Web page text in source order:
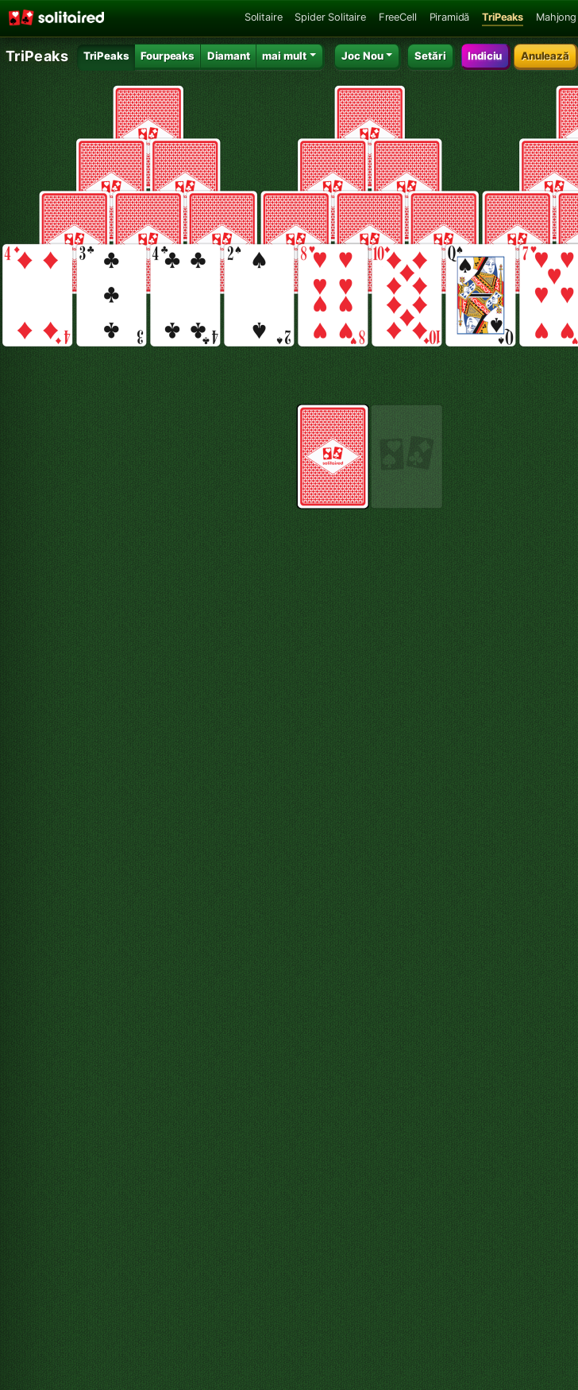
Solitaire Spider Solitaire FreeCell Piramidă TriPeaks Mahjong
TriPeaks TriPeaks Fourpeaks Diamant mai mult Joc Nou Setări Indiciu Anulează